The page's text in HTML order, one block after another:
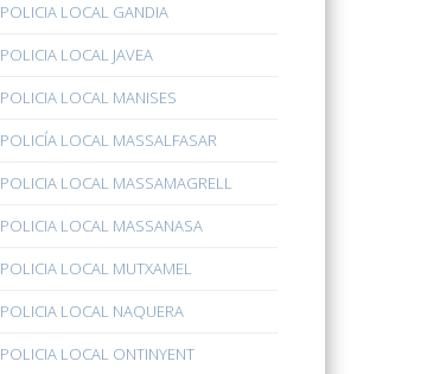
POLICIA LOCAL GANDIA
POLICIA LOCAL JAVEA
POLICIA LOCAL MANISES
POLICÍA LOCAL MASSALFASAR
POLICIA LOCAL MASSAMAGRELL
POLICIA LOCAL MASSANASA
POLICIA LOCAL MUTXAMEL
POLICIA LOCAL NAQUERA
POLICIA LOCAL ONTINYENT